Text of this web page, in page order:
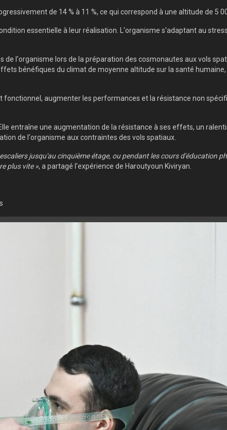
de 14 % à 11 %, ce qui correspond à une altitude de 5
essentielle à leur réalisation. L'organisme s'adaptant au
l'organisme lors de la préparation des cosmonautes aux vols
bénéfiques du climat de moyenne altitude sur la santé humaine,
augmenter les performances et la résistance non
entraîne une augmentation de la résistance à ses effets, un
de l'organisme aux contraintes des vols spatiaux.
jusqu'au cinquième étage, ou pendant les cours d'éducation
plus vite », a partagé l'expérience de Haroutyoun Kiviryan.